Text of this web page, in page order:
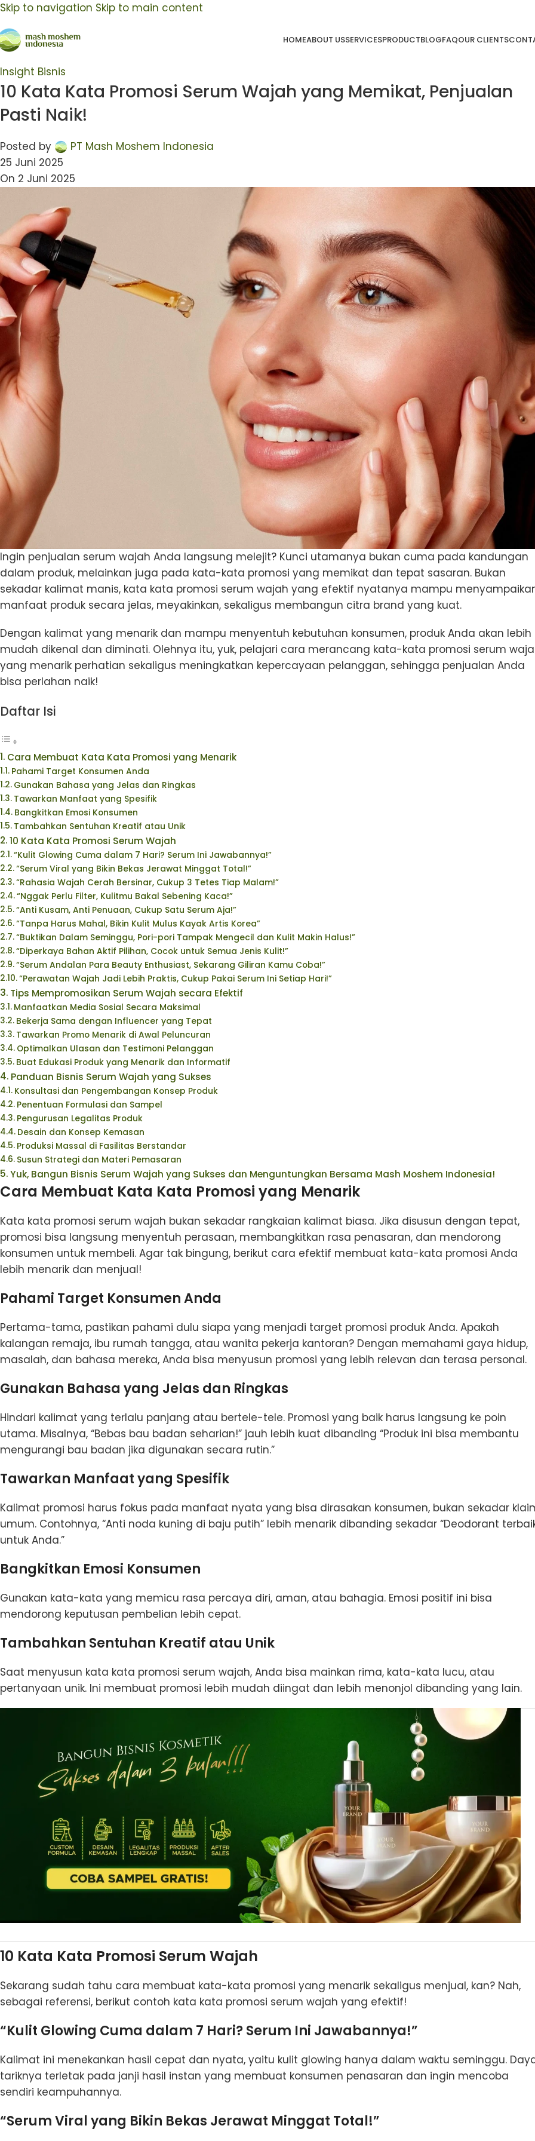
Skip to navigation Skip to main content
HOMEABOUT USSERVICESPRODUCTBLOGFAQOUR CLIENTS
Insight Bisnis
10 Kata Kata Promosi Serum Wajah yang Memikat, Penjualan
Pasti Naik!
Posted by
PT Mash Moshem Indonesia
25 Juni 2025
On 2 Juni 2025
Ingin penjualan serum wajah Anda langsung melejit? Kunci utamanya bukan cuma pada kandungan
dalam produk, melainkan juga pada kata-kata promosi yang memikat dan tepat sasaran. Bukan
sekadar kalimat manis, kata kata promosi serum wajah yang efektif nyatanya mampu
manfaat produk secara jelas, meyakinkan, sekaligus membangun citra brand yang kuat.
Dengan kalimat yang menarik dan mampu menyentuh kebutuhan konsumen, produk Anda akan lebih
mudah dikenal dan diminati. Olehnya itu, yuk, pelajari cara merancang kata-kata promosi serum
yang menarik perhatian sekaligus meningkatkan kepercayaan pelanggan, sehingga penjualan Anda
bisa perlahan naik!
Daftar Isi
Cara Membuat Kata Kata Promosi yang Menarik
Pahami Target Konsumen Anda
Gunakan Bahasa yang Jelas dan Ringkas
Tawarkan Manfaat yang Spesifik
Bangkitkan Emosi Konsumen
Tambahkan Sentuhan Kreatif atau Unik
10 Kata Kata Promosi Serum Wajah
“Kulit Glowing Cuma dalam 7 Hari? Serum Ini Jawabannya!”
“Serum Viral yang Bikin Bekas Jerawat Minggat Total!”
“Rahasia Wajah Cerah Bersinar, Cukup 3 Tetes Tiap Malam!”
“Nggak Perlu Filter, Kulitmu Bakal Sebening Kaca!”
“Anti Kusam, Anti Penuaan, Cukup Satu Serum Aja!”
“Tanpa Harus Mahal, Bikin Kulit Mulus Kayak Artis Korea”
“Buktikan Dalam Seminggu, Pori-pori Tampak Mengecil dan Kulit Makin Halus!”
“Diperkaya Bahan Aktif Pilihan, Cocok untuk Semua Jenis Kulit!”
“Serum Andalan Para Beauty Enthusiast, Sekarang Giliran Kamu Coba!”
“Perawatan Wajah Jadi Lebih Praktis, Cukup Pakai Serum Ini Setiap Hari!”
Tips Mempromosikan Serum Wajah secara Efektif
Manfaatkan Media Sosial Secara Maksimal
Bekerja Sama dengan Influencer yang Tepat
Tawarkan Promo Menarik di Awal Peluncuran
Optimalkan Ulasan dan Testimoni Pelanggan
Buat Edukasi Produk yang Menarik dan Informatif
Panduan Bisnis Serum Wajah yang Sukses
Konsultasi dan Pengembangan Konsep Produk
Penentuan Formulasi dan Sampel
Pengurusan Legalitas Produk
Desain dan Konsep Kemasan
Produksi Massal di Fasilitas Berstandar
Susun Strategi dan Materi Pemasaran
Yuk, Bangun Bisnis Serum Wajah yang Sukses dan Menguntungkan Bersama Mash Moshem Indonesia!
Cara Membuat Kata Kata Promosi yang Menarik
Kata kata promosi serum wajah bukan sekadar rangkaian kalimat biasa. Jika disusun dengan tepat,
promosi bisa langsung menyentuh perasaan, membangkitkan rasa penasaran, dan mendorong
konsumen untuk membeli. Agar tak bingung, berikut cara efektif membuat kata-kata promosi Anda
lebih menarik dan menjual!
Pahami Target Konsumen Anda
Pertama-tama, pastikan pahami dulu siapa yang menjadi target promosi produk Anda. Apakah
kalangan remaja, ibu rumah tangga, atau wanita pekerja kantoran? Dengan memahami gaya hidup,
masalah, dan bahasa mereka, Anda bisa menyusun promosi yang lebih relevan dan terasa personal.
Gunakan Bahasa yang Jelas dan Ringkas
Hindari kalimat yang terlalu panjang atau bertele-tele. Promosi yang baik harus langsung ke poin
utama. Misalnya, “Bebas bau badan seharian!” jauh lebih kuat dibanding “Produk ini bisa membantu
mengurangi bau badan jika digunakan secara rutin.”
Tawarkan Manfaat yang Spesifik
Kalimat promosi harus fokus pada manfaat nyata yang bisa dirasakan konsumen, bukan sekadar
umum. Contohnya, “Anti noda kuning di baju putih” lebih menarik dibanding sekadar “Deodorant
untuk Anda.”
Bangkitkan Emosi Konsumen
Gunakan kata-kata yang memicu rasa percaya diri, aman, atau bahagia. Emosi positif ini bisa
mendorong keputusan pembelian lebih cepat.
Tambahkan Sentuhan Kreatif atau Unik
Saat menyusun kata kata promosi serum wajah, Anda bisa mainkan rima, kata-kata lucu, atau
pertanyaan unik. Ini membuat promosi lebih mudah diingat dan lebih menonjol dibanding yang lain.
10 Kata Kata Promosi Serum Wajah
Sekarang sudah tahu cara membuat kata-kata promosi yang menarik sekaligus menjual, kan? Nah,
sebagai referensi, berikut contoh kata kata promosi serum wajah yang efektif!
“Kulit Glowing Cuma dalam 7 Hari? Serum Ini Jawabannya!”
Kalimat ini menekankan hasil cepat dan nyata, yaitu kulit glowing hanya dalam waktu seminggu.
tariknya terletak pada janji hasil instan yang membuat konsumen penasaran dan ingin mencoba
sendiri keampuhannya.
“Serum Viral yang Bikin Bekas Jerawat Minggat Total!”